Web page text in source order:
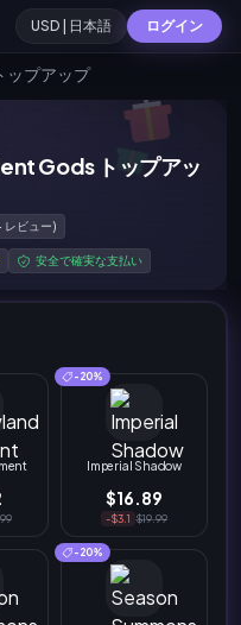
USD | 日本語 ログイン
プアップ
Gods トップアッ
ビュー)
安全で確実な支払い
-20%
Imperial Shadow
$16.89
-$3.1 $19.99
-20%